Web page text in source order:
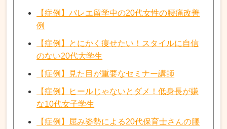
【症例】バレエ留学中の20代女性の腰痛改善
例
【症例】とにかく痩せたい！スタイルに自信
のない20代大学生
【症例】見た目が重要なセミナー講師
【症例】ヒールじゃないとダメ！低身長が嫌
な10代女子学生
【症例】屈み姿勢による20代保育士さんの腰